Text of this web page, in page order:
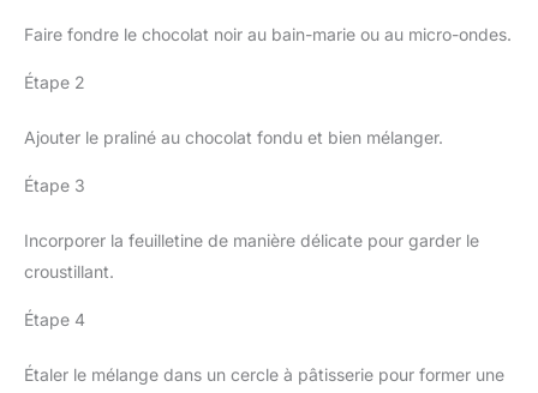
Faire fondre le chocolat noir au bain-marie ou au micro-ondes.
Étape 2
Ajouter le praliné au chocolat fondu et bien mélanger.
Étape 3
Incorporer la feuilletine de manière délicate pour garder le
croustillant.
Étape 4
Étaler le mélange dans un cercle à pâtisserie pour former une